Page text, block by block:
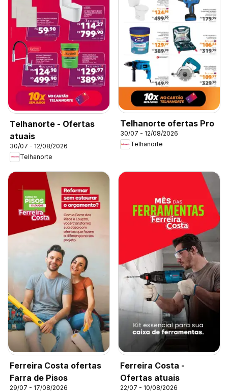
Telhanorte - Ofertas
atuais
30/07 - 12/08/2026
Telhanorte
Telhanorte ofertas Pro
30/07 - 12/08/2026
Telhanorte
Ferreira Costa ofertas
Farra de Pisos
29/07 - 17/08/2026
Ferreira Costa -
Ofertas atuais
22/07 - 10/08/2026